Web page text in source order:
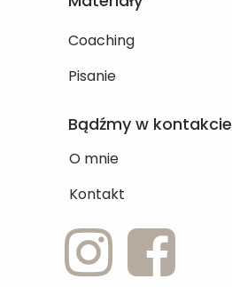
Coaching
Pisanie
Bądźmy w kontakcie
O mnie
Kontakt